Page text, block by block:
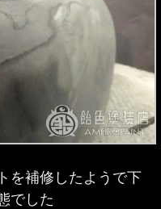
を補修したようで下
でした